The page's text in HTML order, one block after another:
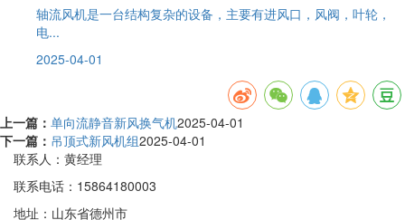
轴流风机是一台结构复杂的设备，主要有进风口，风阀，叶轮，
电...
2025-04-01
上一篇： 单向流静音新风换气机2025-04-01
下一篇： 吊顶式新风机组2025-04-01
联系人：黄经理
联系电话：15864180003
地址：山东省德州市